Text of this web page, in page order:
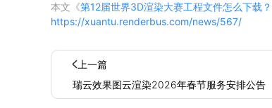
本文《第12届世界3D渲染大赛工程文件怎么下载？
https://xuantu.renderbus.com/news/567/
上一篇
瑞云效果图云渲染2026年春节服务安排公告